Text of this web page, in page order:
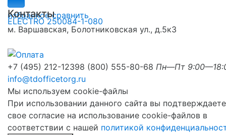
избранное сравнить
Контакты
м. Варшавская, Болотниковская ул., д.5к3
+7 (495) 212-12398 (800) 555-80-68 Пн—Пт
info@tdofficetorg.ru
Мы используем cookie-файлы
При использовании данного сайта вы подтверждаете
свое согласие на использование cookie-файлов в
соответствии с нашей политикой